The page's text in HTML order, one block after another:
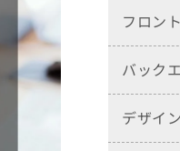
フロン
バック
デザイ